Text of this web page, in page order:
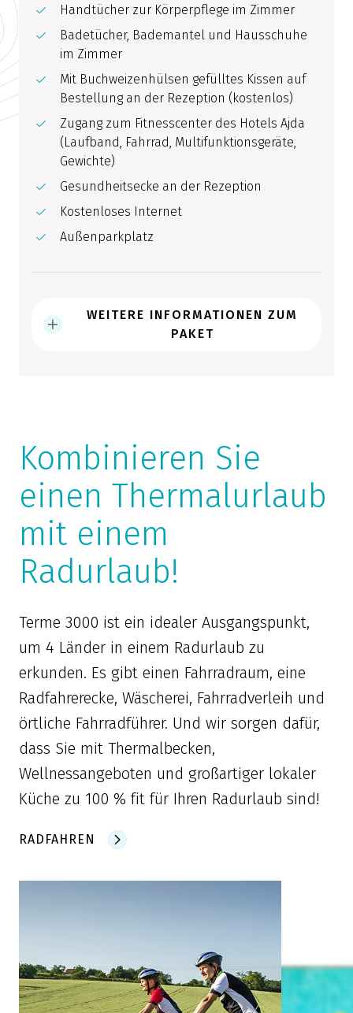
Handtücher zur Körperpflege im Zimmer
Badetücher, Bademantel und Hausschuhe
im Zimmer
Mit Buchweizenhülsen gefülltes Kissen auf
Bestellung an der Rezeption (kostenlos)
Zugang zum Fitnesscenter des Hotels Ajda
(Laufband, Fahrrad, Multifunktionsgeräte,
Gewichte)
Gesundheitsecke an der Rezeption
Kostenloses Internet
Außenparkplatz
WEITERE INFORMATIONEN ZUM
PAKET
Kombinieren Sie
einen Thermalurlaub
mit einem
Radurlaub!
Terme 3000 ist ein idealer Ausgangspunkt,
um 4 Länder in einem Radurlaub zu
erkunden. Es gibt einen Fahrradraum, eine
Radfahrerecke, Wäscherei, Fahrradverleih und
örtliche Fahrradführer. Und wir sorgen dafür,
dass Sie mit Thermalbecken,
Wellnessangeboten und großartiger lokaler
Küche zu 100 % fit für Ihren Radurlaub sind!
RADFAHREN